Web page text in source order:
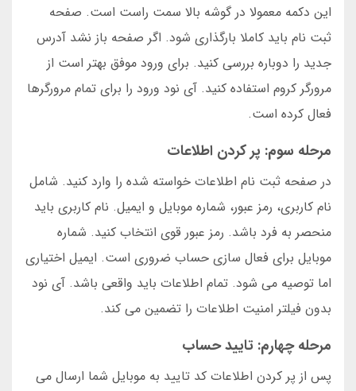
این دکمه معمولا در گوشه بالا سمت راست است. صفحه
ثبت نام باید کاملا بارگذاری شود. اگر صفحه باز نشد آدرس
جدید را دوباره بررسی کنید. برای ورود موفق بهتر است از
مرورگر کروم استفاده کنید. آی نود ورود را برای تمام مرورگرها
فعال کرده است.
مرحله سوم: پر کردن اطلاعات
در صفحه ثبت نام اطلاعات خواسته شده را وارد کنید. شامل
نام کاربری، رمز عبور، شماره موبایل و ایمیل. نام کاربری باید
منحصر به فرد باشد. رمز عبور قوی انتخاب کنید. شماره
موبایل برای فعال سازی حساب ضروری است. ایمیل اختیاری
اما توصیه می شود. تمام اطلاعات باید واقعی باشد. آی نود
بدون فیلتر امنیت اطلاعات را تضمین می کند.
مرحله چهارم: تایید حساب
پس از پر کردن اطلاعات کد تایید به موبایل شما ارسال می